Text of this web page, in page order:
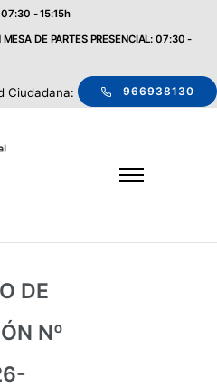
07:30 - 15:15h
DE PARTES PRESENCIAL: 07:30 -
Ciudadana: 966938130
DE
Nº